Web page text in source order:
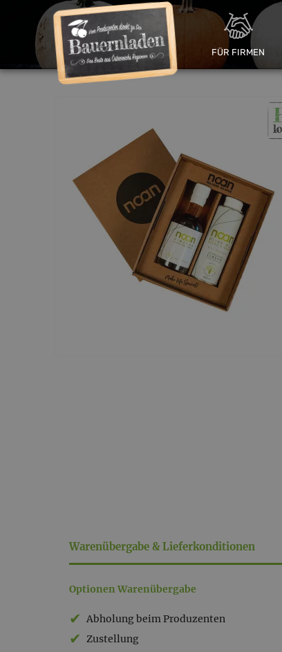
FÜR FIRMEN
Warenübergabe & Lieferkonditionen
Warenübergabe
&
Lieferkonditionen
Optionen Warenübergabe
Abholung beim Produzenten
Zustellung